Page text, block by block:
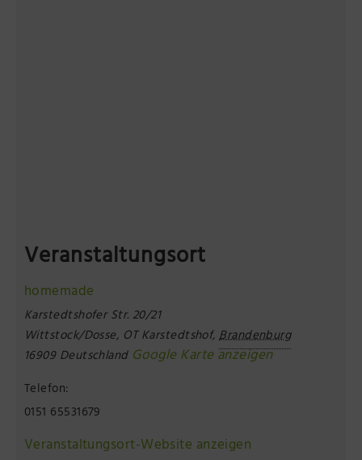
Veranstaltungsort
homemade
Karstedtshofer Str. 20/21
Wittstock/Dosse, OT Karstedtshof,Brandenburg
16909Deutschland Google Karte anzeigen
Telefon:
0151 65531679
Veranstaltungsort-Website anzeigen